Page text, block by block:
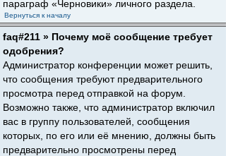
параграф «Черновики» личного раздела.
Вернуться к началу
faq#211 » Почему моё сообщение требует
одобрения?
Администратор конференции может решить,
что сообщения требуют предварительного
просмотра перед отправкой на форум.
Возможно также, что администратор включил
вас в группу пользователей, сообщения
которых, по его или её мнению, должны быть
предварительно просмотрены перед